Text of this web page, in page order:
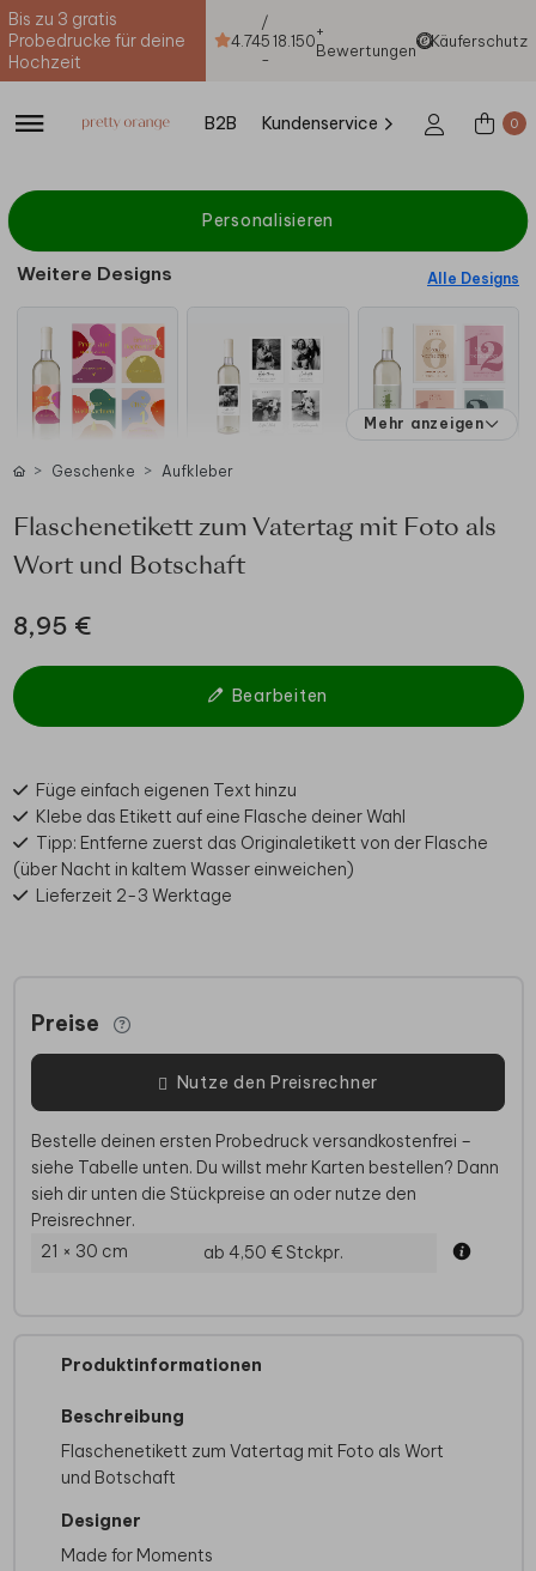
Bis zu 3 gratis
Probedrucke für deine
Hochzeit
4.74
/
5
-
18.150+
Bewertungen
Käuferschutz
B2B Kundenservice 0
Personalisieren
Weitere Designs Alle Designs
Mehr anzeigen
Geschenke Aufkleber
Flaschenetikett zum Vatertag mit Foto als
Wort und Botschaft
8,95 €
Bearbeiten
Füge einfach eigenen Text hinzu
Klebe das Etikett auf eine Flasche deiner Wahl
Tipp: Entferne zuerst das Originaletikett von der Flasche
(über Nacht in kaltem Wasser einweichen)
Lieferzeit 2-3 Werktage
Preise
Nutze den Preisrechner
Bestelle deinen ersten Probedruck versandkostenfrei –
siehe Tabelle unten. Du willst mehr Karten bestellen? Dann
sieh dir unten die Stückpreise an oder nutze den
Preisrechner.
21 × 30 cm
ab 4,50 €Stckpr.
Produktinformationen
Beschreibung
Flaschenetikett zum Vatertag mit Foto als Wort
und Botschaft
Designer
Made for Moments